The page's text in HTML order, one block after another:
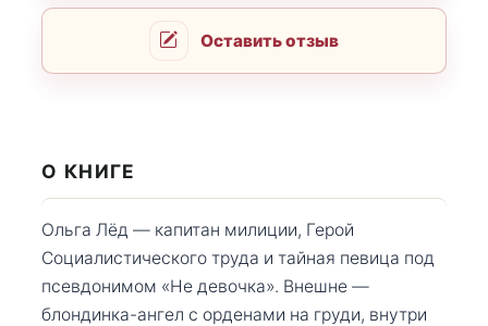
Оставить отзыв
О КНИГЕ
Ольга Лёд — капитан милиции, Герой
Социалистического труда и тайная певица под
псевдонимом «Не девочка». Внешне —
блондинка-ангел с орденами на груди, внутри